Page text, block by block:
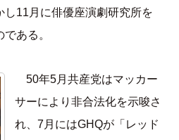
11月に俳優座演劇研究所を
ある。
50年5月共産党はマッカー
サーにより非合法化を示唆さ
れ、7月にはGHQが「レッド